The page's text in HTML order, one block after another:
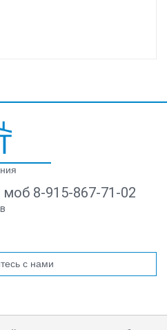
8-915-867-71-02
с нами